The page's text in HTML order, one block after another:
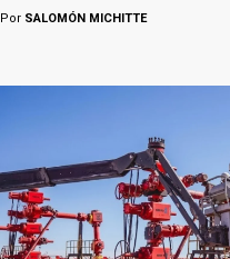
Por SALOMÓN MICHITTE